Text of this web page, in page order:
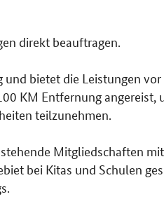
direkt beauftragen.
bietet die Leistungen
KM Entfernung angereist,
teilzunehmen.
Mitgliedschaften
bei Kitas und Schulen